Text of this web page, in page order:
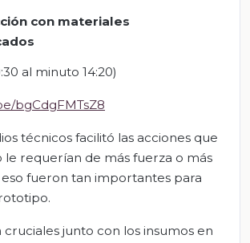
con materiales
al minuto 14:20)
bgCdgFMTsZ8
técnicos facilitó las acciones que
le requerían de más fuerza o más
fueron tan importantes para
cruciales junto con los insumos en